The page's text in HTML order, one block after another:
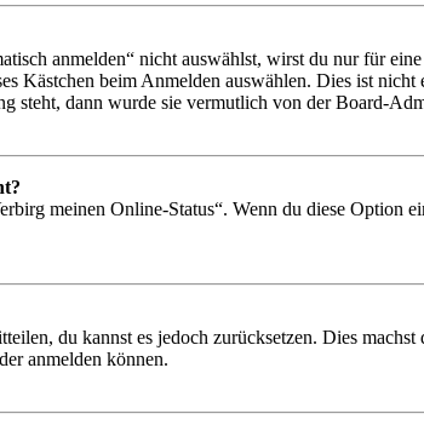
anmelden“ nicht auswählst, wirst du nur für
Kästchen beim Anmelden auswählen. Dies ist
steht, dann wurde sie vermutlich von der Board-
meinen Online-Status“. Wenn du diese Option
du kannst es jedoch zurücksetzen. Dies
anmelden können.